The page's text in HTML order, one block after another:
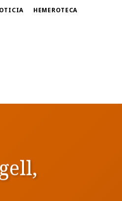
HEMEROTECA